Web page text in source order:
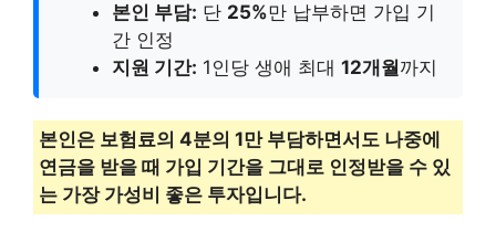
본인 부담: 단 25%만 납부하면 가입 기
간 인정
지원 기간: 1인당 생애 최대 12개월 까지
본인은 보험료의 4분의 1만 부담하면서도 나중에
연금을 받을 때 가입 기간을 그대로 인정받을 수 있
는 가장 가성비 좋은 투자입니다.